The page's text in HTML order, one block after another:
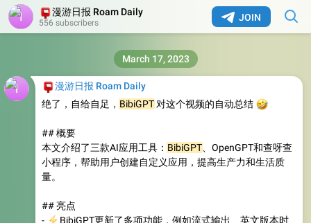
JOIN
漫游日报 Roam Daily
556 subscribers
漫游日报 Roam Daily
绝了，自给自足， BibiGPT 对这个视频的自动总结
🤣
## 概要
本文介绍了三款AI应用工具： BibiGPT 、OpenGPT和查呀查
小程序，帮助用户创建自定义应用，提高生产力和生活质
量。
## 亮点
-
BibiGPT更新了多项功能，例如流式输出、英文版本时
March 17, 2023